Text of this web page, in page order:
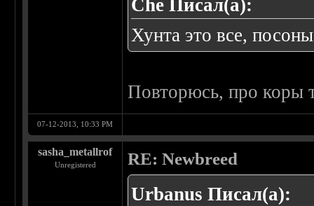
Che Писал(а):
Хунта это все,
Повторюсь, про коры
07-12-2013, 10:33 PM
sasha_metallrof
Unregistered RE: Newbreed
Urbanus Писал(а):